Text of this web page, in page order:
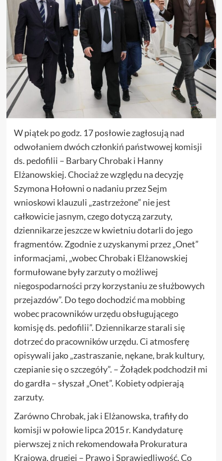
W piątek po godz. 17 posłowie zagłosują nad
odwołaniem dwóch członkiń państwowej komisji
ds. pedofilii – Barbary Chrobak i Hanny
Elżanowskiej. Chociaż ze względu na decyzję
Szymona Hołowni o nadaniu przez Sejm
wnioskowi klauzuli „zastrzeżone” nie jest
całkowicie jasnym, czego dotyczą zarzuty,
dziennikarze jeszcze w kwietniu dotarli do jego
fragmentów. Zgodnie z uzyskanymi przez „Onet”
informacjami, „wobec Chrobak i Elżanowskiej
formułowane były zarzuty o możliwej
niegospodarności przy korzystaniu ze służbowych
przejazdów”. Do tego dochodzić ma mobbing
wobec pracowników urzędu obsługującego
komisję ds. pedofilii”. Dziennikarze starali się
dotrzeć do pracowników urzędu. Ci atmosferę
opisywali jako „zastraszanie, nękane, brak kultury,
czepianie się o szczegóły”. – Żołądek podchodził mi
do gardła – słyszał „Onet”. Kobiety odpierają
zarzuty.
Zarówno Chrobak, jak i Elżanowska, trafiły do
komisji w połowie lipca 2015 r. Kandydaturę
pierwszej z nich rekomendowała Prokuratura
Krajowa, drugiej – Prawo i Sprawiedliwość. Co